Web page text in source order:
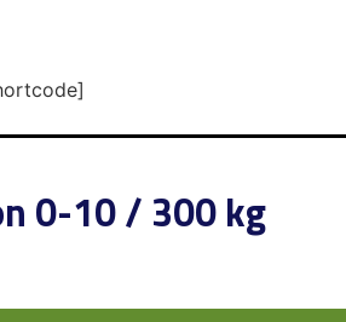
0-10 / 300 kg